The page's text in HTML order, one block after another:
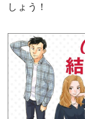
しょう！